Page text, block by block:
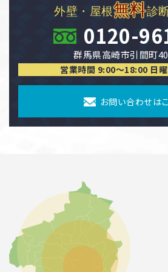
外壁・屋根無料診
0120-
群馬県高崎市引間町
営業時間 9:00〜18:00 日
お問い合わせは